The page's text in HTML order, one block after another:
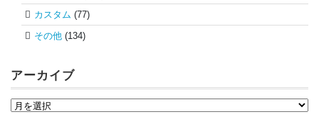
カスタム (77)
その他 (134)
アーカイブ